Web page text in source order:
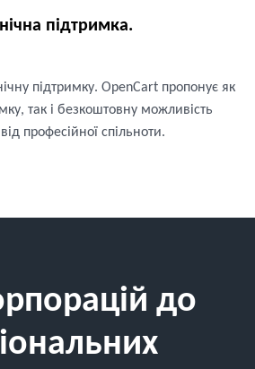
підтримка.
підтримку. OpenCart пропонує як
так і безкоштовну можливість
професійної спільноти.
до